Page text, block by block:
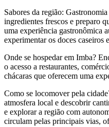
Sabores da região:
ingredientes frescos e preparo
uma experiência gastronômica
experimentar os doces caseiros
Onde se hospedar em Imba?
o acesso a restaurantes,
chácaras que oferecem uma
Como se locomover pela
atmosfera local e descobrir
e explorar a região com
circulam pelas principais vias,